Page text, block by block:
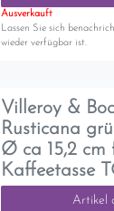
Ausverkauft
Lassen Sie sich
wieder verfügbar ist.
Villeroy &
Rusticana
Ø ca 15,2 cm
Kaffeetasse
Artikel